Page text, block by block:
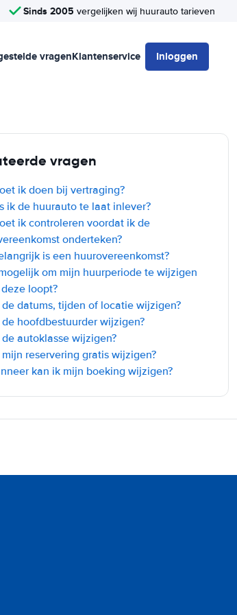
Sinds 2005 vergelijken wij huurauto tarieven
vragenKlantenservice Inloggen
vragen
ik doen bij vertraging?
ik de huurauto te laat inlever?
ik controleren voordat ik de
onderteken?
is een huurovereenkomst?
om mijn huurperiode te wijzigen
loopt?
de datums, tijden of locatie wijzigen?
de hoofdbestuurder wijzigen?
autoklasse wijzigen?
reservering gratis wijzigen?
kan ik mijn boeking wijzigen?